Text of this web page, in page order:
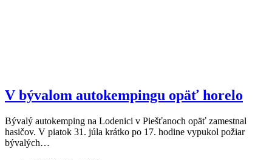
V bývalom autokempingu opäť horelo
Bývalý autokemping na Lodenici v Piešťanoch opäť zamestnal
hasičov. V piatok 31. júla krátko po 17. hodine vypukol požiar
bývalých…